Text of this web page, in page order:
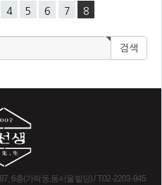
4 5 6 7 8
검색
6층(가락동,동서울빌딩) / T.02-2203-945